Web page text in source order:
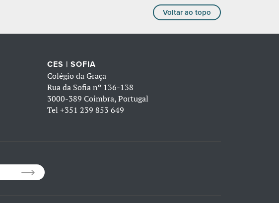
Voltar ao topo
CES | SOFIA
Colégio da Graça
Rua da Sofia nº 136-138
3000-389 Coimbra, Portugal
Tel +351 239 853 649